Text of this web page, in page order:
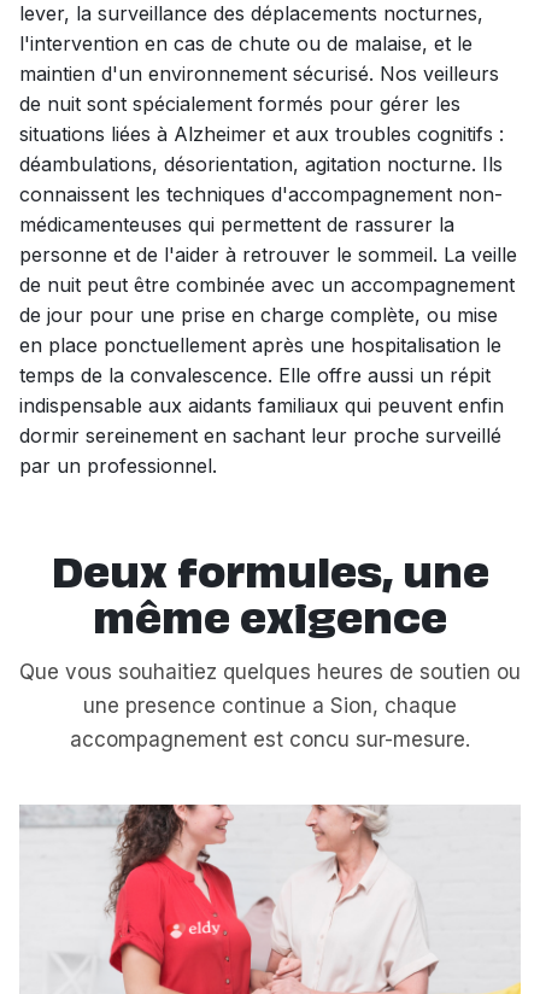
lever, la surveillance des déplacements nocturnes,
l'intervention en cas de chute ou de malaise, et le
maintien d'un environnement sécurisé. Nos veilleurs
de nuit sont spécialement formés pour gérer les
situations liées à Alzheimer et aux troubles cognitifs :
déambulations, désorientation, agitation nocturne. Ils
connaissent les techniques d'accompagnement non-
médicamenteuses qui permettent de rassurer la
personne et de l'aider à retrouver le sommeil. La veille
de nuit peut être combinée avec un accompagnement
de jour pour une prise en charge complète, ou mise
en place ponctuellement après une hospitalisation le
temps de la convalescence. Elle offre aussi un répit
indispensable aux aidants familiaux qui peuvent enfin
dormir sereinement en sachant leur proche surveillé
par un professionnel.
Deux formules, une
même exigence
Que vous souhaitiez quelques heures de soutien ou
une presence continue a Sion, chaque
accompagnement est concu sur-mesure.